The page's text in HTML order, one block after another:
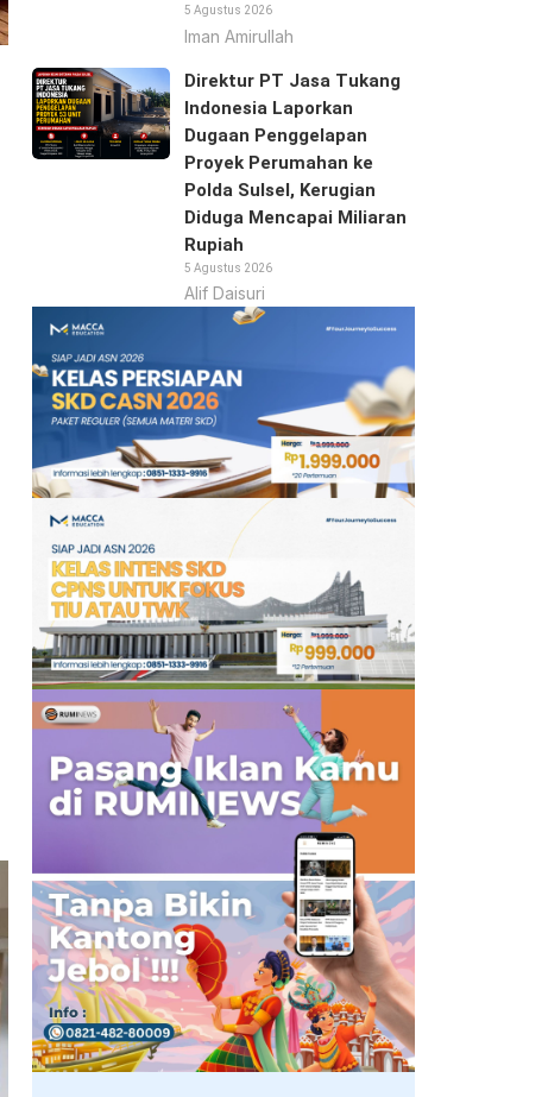
5 Agustus 2026
Iman Amirullah
Direktur PT Jasa Tukang
Indonesia Laporkan
Dugaan Penggelapan
Proyek Perumahan ke
Polda Sulsel, Kerugian
Diduga Mencapai Miliaran
Rupiah
5 Agustus 2026
Alif Daisuri